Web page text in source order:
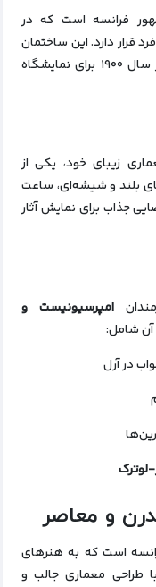
فرانسه است که در
قرار دارد. این ساختمان
در اصل ایستگاه راه‌آهن اورسای بود که در سال ۱۹۰۰ برای نمایشگاه
زیبای خود، یکی از
بلند و شیشه‌ای، ساعت
جذاب برای نمایش آثار
امپرسیونیست و
شامل:
در آرل
لوترک
و معاصر
است که به هنرهای
طراحی معماری جالب و